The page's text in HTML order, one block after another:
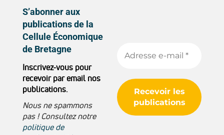
S’abonner aux
publications de la
Cellule Économique
de Bretagne
Inscrivez-vous pour
recevoir par email nos
publications.
Nous ne spammons
pas ! Consultez notre
politique de